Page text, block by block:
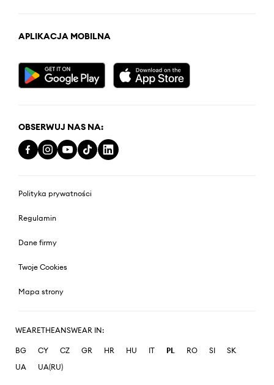
APLIKACJA MOBILNA
OBSERWUJ NAS NA:
Polityka prywatności
Regulamin
Dane firmy
Twoje Cookies
Mapa strony
WEARETHEANSWEAR IN:
BG CY CZ GR HR HU IT PL RO SI
SK
UA
UA(RU)